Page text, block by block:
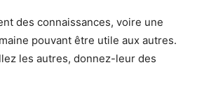
des connaissances, voire une
pouvant être utile aux autres.
les autres, donnez-leur des